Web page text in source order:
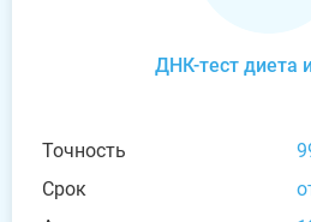
ДНК-тест диета
Точность
Срок